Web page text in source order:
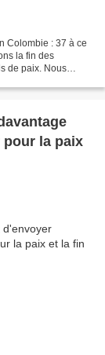
Colombie : 37 à ce
la fin des
de paix. Nous
la paix